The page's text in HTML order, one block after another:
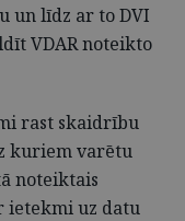
un līdz ar to DVI
VDAR noteikto
rast skaidrību
kuriem varētu
noteiktais
ietekmi uz datu